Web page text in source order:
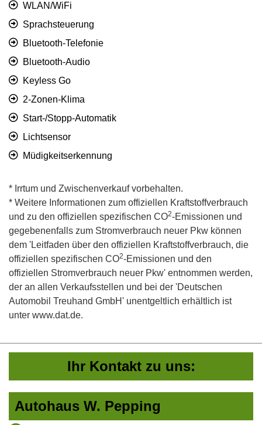
WLAN/WiFi
Sprachsteuerung
Bluetooth-Telefonie
Bluetooth-Audio
Keyless Go
2-Zonen-Klima
Start-/Stopp-Automatik
Lichtsensor
Müdigkeitserkennung
* Irrtum und Zwischenverkauf vorbehalten.
* Weitere Informationen zum offiziellen Kraftstoffverbrauch
und zu den offiziellen spezifischen CO2-Emissionen und
gegebenenfalls zum Stromverbrauch neuer Pkw können
dem 'Leitfaden über den offiziellen Kraftstoffverbrauch, die
offiziellen spezifischen CO2-Emissionen und den
offiziellen Stromverbrauch neuer Pkw' entnommen werden,
der an allen Verkaufsstellen und bei der 'Deutschen
Automobil Treuhand GmbH' unentgeltlich erhältlich ist
unter www.dat.de.
Ihr Kontakt zu uns:
Autohaus W. Pepping